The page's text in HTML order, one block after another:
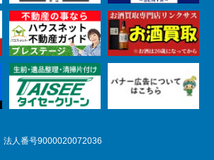
法人番号9000020072036